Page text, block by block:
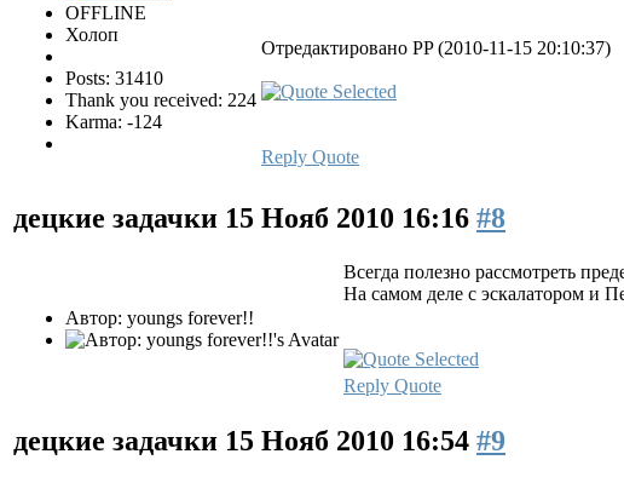
OFFLINE
Холоп
Posts: 31410
Thank you received: 224
Karma: -124
Отредактировано PP (2010-11-15 20:10:37)
Reply Quote
децкие задачки 15 Нояб 2010 16:16 #8
Автор: youngs forever!!
Всегда полезно рассмотреть
На самом деле с эскалатором и
Reply Quote
децкие задачки 15 Нояб 2010 16:54 #9